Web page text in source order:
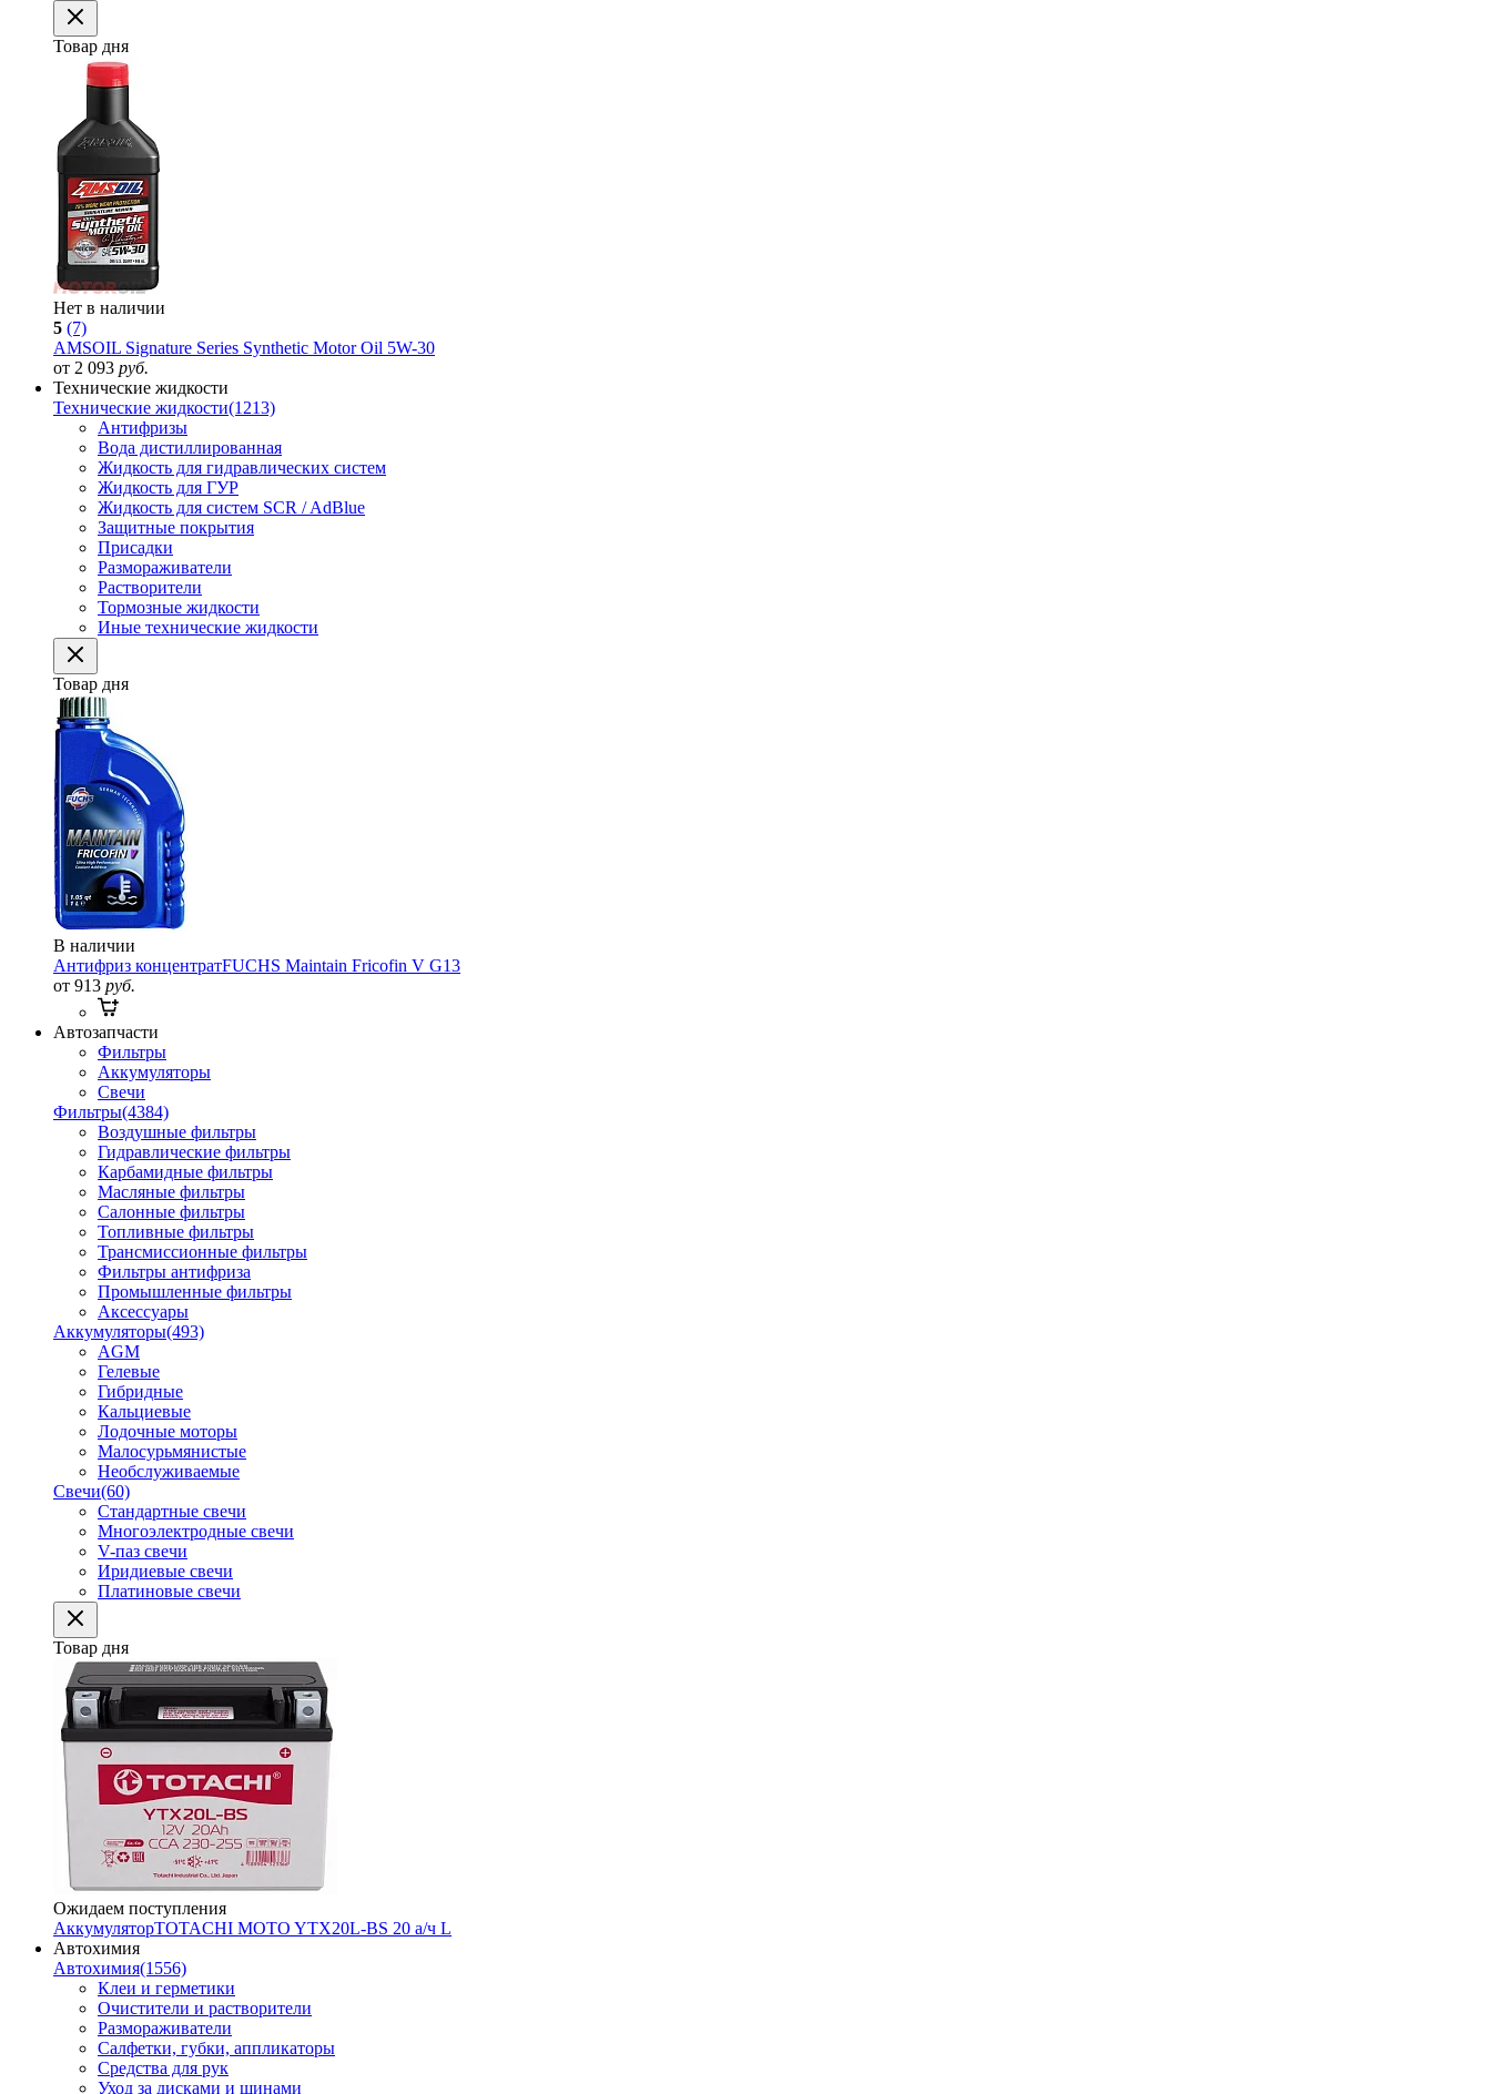
Товар дня
Нет в наличии
5 (7)
AMSOIL Signature Series Synthetic Motor Oil 5W-30
от 2 093 руб.
Технические жидкости
Технические жидкости(1213)
Антифризы
Вода дистиллированная
Жидкость для гидравлических систем
Жидкость для ГУР
Жидкость для систем SCR / AdBlue
Защитные покрытия
Присадки
Размораживатели
Растворители
Тормозные жидкости
Иные технические жидкости
Товар дня
В наличии
Антифриз концентратFUCHS Maintain Fricofin V G13
от 913 руб.
Автозапчасти
Фильтры
Аккумуляторы
Свечи
Фильтры(4384)
Воздушные фильтры
Гидравлические фильтры
Карбамидные фильтры
Масляные фильтры
Салонные фильтры
Топливные фильтры
Трансмиссионные фильтры
Фильтры антифриза
Промышленные фильтры
Аксессуары
Аккумуляторы(493)
AGM
Гелевые
Гибридные
Кальциевые
Лодочные моторы
Малосурьмянистые
Необслуживаемые
Свечи(60)
Стандартные свечи
Многоэлектродные свечи
V-паз свечи
Иридиевые свечи
Платиновые свечи
Товар дня
Ожидаем поступления
АккумуляторTOTACHI MOTO YTX20L-BS 20 а/ч L
Автохимия
Автохимия(1556)
Клеи и герметики
Очистители и растворители
Размораживатели
Салфетки, губки, аппликаторы
Средства для рук
Уход за дисками и шинами